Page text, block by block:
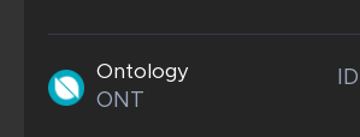
Ontology
ONT